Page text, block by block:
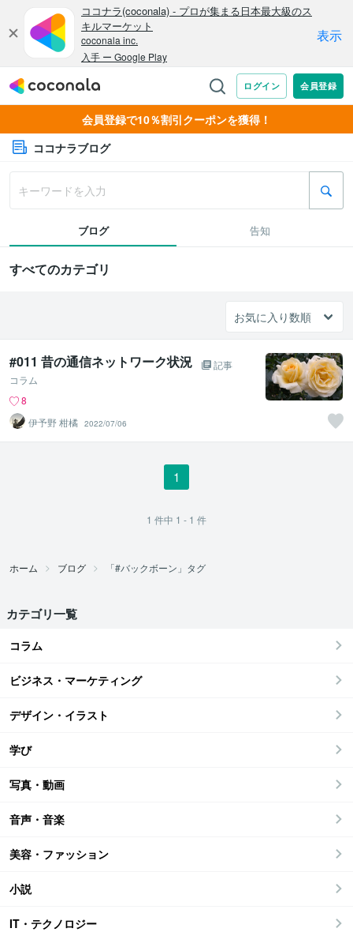
会員登録で10％割引クーポンを獲得！
ココナラブログ
ブログ 告知
すべてのカテゴリ
#011 昔の通信ネットワーク状況
記事
コラム
8
伊予野 柑橘 2022/07/06
1
1 件中 1 - 1 件
ホーム ブログ 「#バックボーン」タグ
カテゴリ一覧
コラム
ビジネス・マーケティング
デザイン・イラスト
学び
写真・動画
音声・音楽
美容・ファッション
小説
IT・テクノロジー